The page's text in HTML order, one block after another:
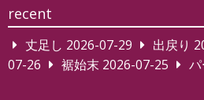
recent
丈足し 2026-07-29 出戻り
07-26
裾始末 2026-07-25